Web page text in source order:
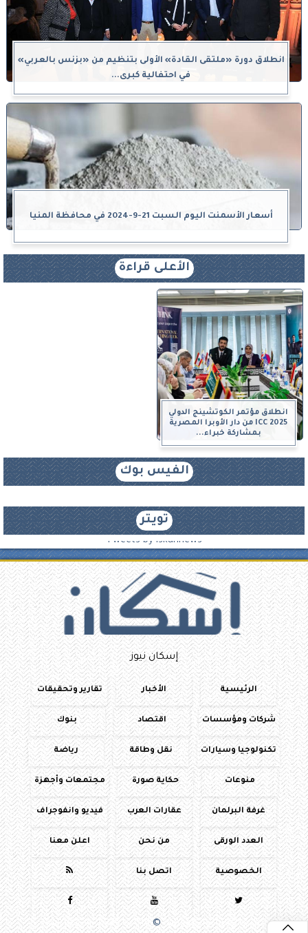
انطلاق دورة «ملتقى القادة» الأولى بتنظيم من «بزنس بالعربي»
في احتفالية كبرى...
أسعار الأسمنت اليوم السبت 21-9-2024 في محافظة المنيا
الأعلى قراءة
انطلاق مؤتمر الكوتشينج الدولي
ICC 2025 من دار الأوبرا المصرية
بمشاركة خبراء...
الفيس بوك
تويتر
Tweets by iskannews
إسكان نيوز
الرئيسية الأخبار تقارير وتحقيقات
شركات ومؤسسات اقتصاد بنوك
تكنولوجيا وسيارات نقل وطاقة رياضة
منوعات حكاية صورة مجتمعات وأجهزة
غرفة البرلمان عقارات العرب فيديو وانفوجراف
العدد الورقى من نحن اعلن معنا
الخصوصية اتصل بنا 



جميع الحقوق محفوظة©2016 - 2026 - اسكان نيوز